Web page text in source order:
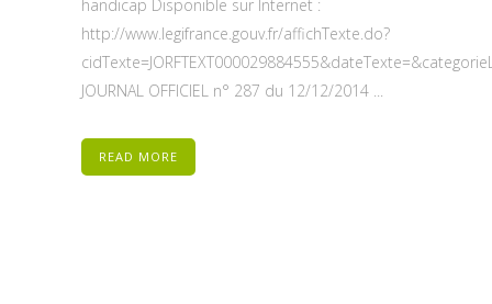
handicap Disponible sur Internet :
http://www.legifrance.gouv.fr/affichTexte.do?
JOURNAL OFFICIEL n° 287 du 12/12/2014 ...
READ MORE